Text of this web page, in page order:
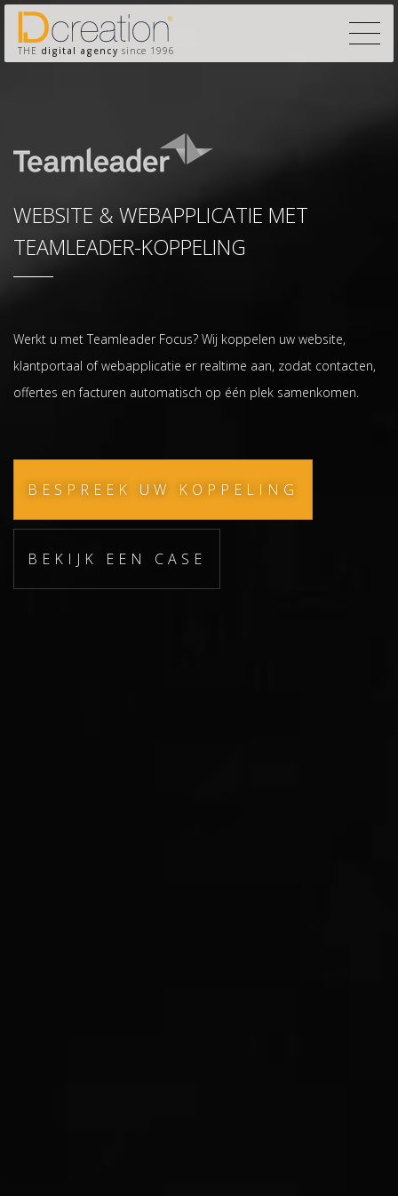
THE digital agency since 1996
WEBSITE & WEBAPPLICATIE MET
TEAMLEADER-KOPPELING
Werkt u met Teamleader Focus? Wij koppelen uw website,
klantportaal of webapplicatie er realtime aan, zodat contacten,
offertes en facturen automatisch op één plek samenkomen.
BESPREEK UW KOPPELING
BEKIJK EEN CASE